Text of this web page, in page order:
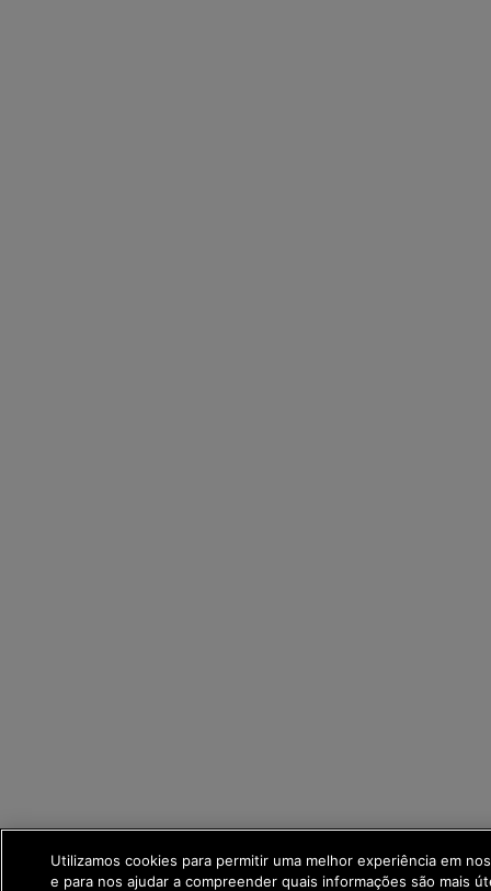
Utilizamos cookies para permitir uma melhor experiência em
e para nos ajudar a compreender quais informações são mais